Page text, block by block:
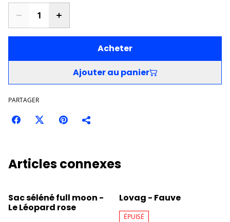
Acheter
Ajouter au panier
PARTAGER
Articles connexes
Sac séléné full moon -
Le Léopard rose
Lovag - Fauve
ÉPUISÉ